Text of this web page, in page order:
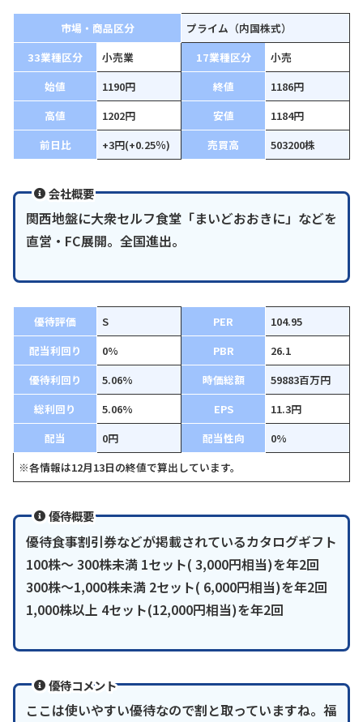
市場・商品区分
プライム（内国株式）
33業種区分
小売業 17業種区分
小売
始値
1190円 終値
1186円
高値
1202円 安値
1184円
前日比
+3円(+0.25％) 売買高 503200株
会社概要
関西地盤に大衆セルフ食堂「まいどおおきに」などを
直営・FC展開。全国進出。
優待評価 S PER
104.95
配当利回り
0% PBR
26.1
優待利回り
5.06% 時価総額
59883百万円
総利回り
5.06% EPS
11.3円
配当
0円 配当性向
0%
※各情報は12月13日の終値で算出しています。
優待概要
優待食事割引券などが掲載されているカタログギフト
100株〜 300株未満 1セット( 3,000円相当)を年2回
300株〜1,000株未満 2セット( 6,000円相当)を年2回
1,000株以上 4セット(12,000円相当)を年2回
優待コメント
ここは使いやすい優待なので割と取っていますね。福